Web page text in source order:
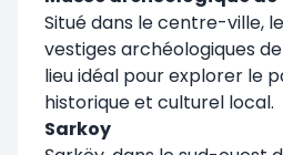
Situé dans le centre-ville,
vestiges archéologiques
lieu idéal pour explorer le
historique et culturel local.
Sarkoy